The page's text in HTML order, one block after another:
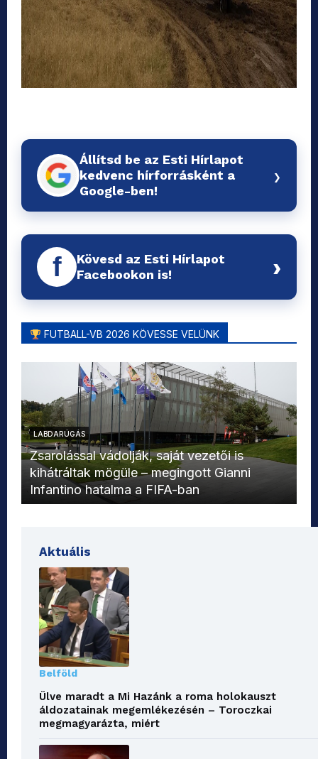
Állítsd be az Esti Hírlapot
kedvenc hírforrásként a
Google-ben!
›
f
Kövesd az Esti Hírlapot
Facebookon is!
›
FUTBALL-VB 2026 KÖVESSE VELÜNK
LABDARÚGÁS
Zsarolással vádolják, saját vezetői is
kihátráltak mögüle – megingott Gianni
Infantino hatalma a FIFA-ban
Aktuális
Belföld
Ülve maradt a Mi Hazánk a roma holokauszt
áldozatainak megemlékezésén – Toroczkai
megmagyarázta, miért